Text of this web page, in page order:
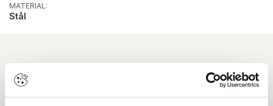
MATERIAL:
Stål
Drift & skötsel